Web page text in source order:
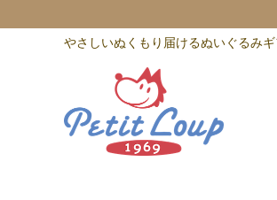
やさしいぬくもり届けるぬいぐるみギ